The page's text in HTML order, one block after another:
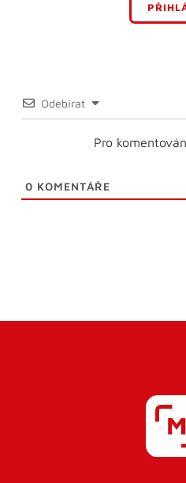
Odebírat
Pro
0 KOMENTÁŘE